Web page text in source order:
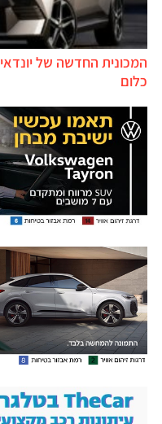
המכונית החדשה של
כלום